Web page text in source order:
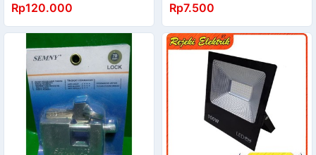
50 Watt Semny
Rp120.000
500V
Rp7.500